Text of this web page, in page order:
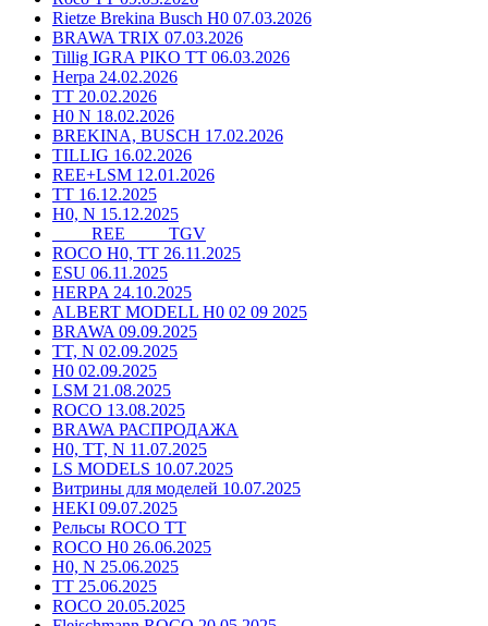
Rietze Brekina Busch H0 07.03.2026
BRAWA TRIX 07.03.2026
Tillig IGRA PIKO TT 06.03.2026
Herpa 24.02.2026
TT 20.02.2026
H0 N 18.02.2026
BREKINA, BUSCH 17.02.2026
TILLIG 16.02.2026
REE+LSM 12.01.2026
TT 16.12.2025
H0, N 15.12.2025
____ REE ____ TGV
ROCO H0, TT 26.11.2025
ESU 06.11.2025
HERPA 24.10.2025
ALBERT MODELL H0 02 09 2025
BRAWA 09.09.2025
TT, N 02.09.2025
H0 02.09.2025
LSM 21.08.2025
ROCO 13.08.2025
BRAWA РАСПРОДАЖА
H0, TT, N 11.07.2025
LS MODELS 10.07.2025
Витрины для моделей 10.07.2025
HEKI 09.07.2025
Рельсы ROCO TT
ROCO H0 26.06.2025
H0, N 25.06.2025
TT 25.06.2025
ROCO 20.05.2025